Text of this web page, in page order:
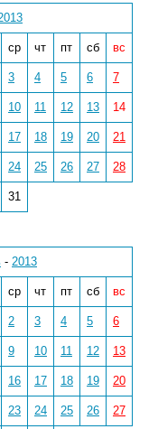
ср чт пт сб вс
3 4 5 6 7
10 11 12 13 14
17 18 19 20 21
24 25 26 27 28
31
- 2013
ср чт пт сб вс
2 3 4 5 6
9 10 11 12 13
16 17 18 19 20
23 24 25 26 27